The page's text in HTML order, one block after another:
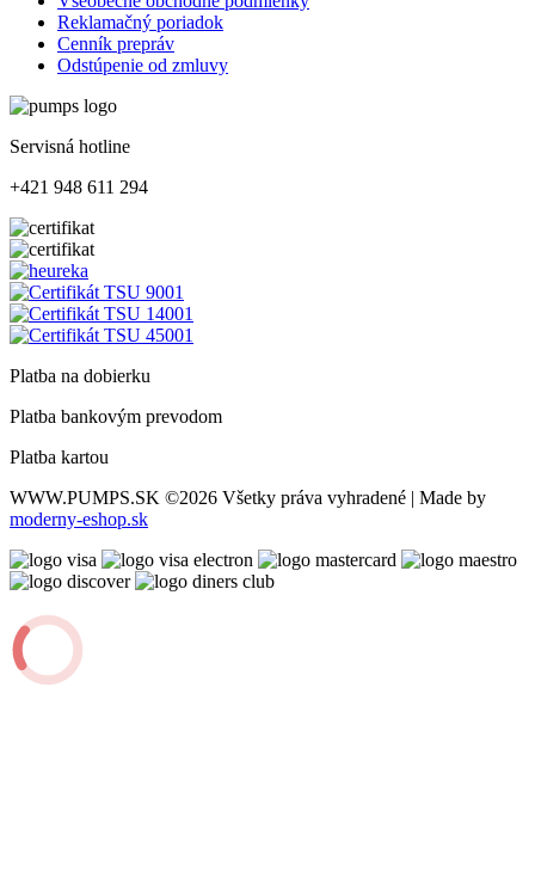
Reklamačný poriadok
Cenník prepráv
Odstúpenie od zmluvy
Servisná hotline
+421 948 611 294
Platba na dobierku
Platba bankovým prevodom
Platba kartou
WWW.PUMPS.SK ©2026 Všetky práva vyhradené | Made by
moderny-eshop.sk